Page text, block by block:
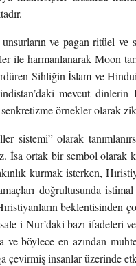
ve pagan ritüel
ile harmanlanarak Moon
Sihliğin İslam ve
mevcut
senkretizme örnekler olarak
sistemi” olarak
İsa ortak bir sembol olarak
kurmak isterken,
doğrultusunda
beklentisinden
i Nur’daki bazı ifadeleri
böylece en azından
çevirmiş insanlar üzerinde